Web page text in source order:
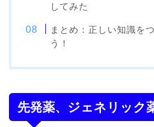
してみた
まとめ：正しい知識を
う！
先発薬、ジェネリック